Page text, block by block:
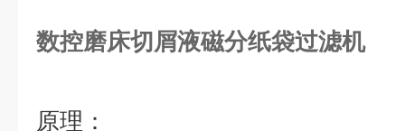
数控磨床切屑液磁分纸袋过滤机
原理：